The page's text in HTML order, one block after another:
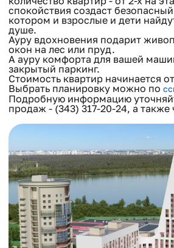
спокойствия создаст
котором и взрослые и дети
душе.
Ауру вдохновения подарит
окон на лес или пруд.
А ауру комфорта для вашей
закрытый паркинг.
Стоимость квартир начинается
Выбрать планировку можно по
Подробную информацию
продаж - (343) 317-20-24, а также